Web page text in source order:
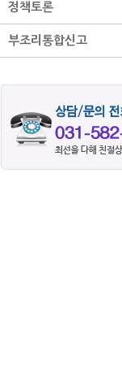
정책토론
부조리통합신고